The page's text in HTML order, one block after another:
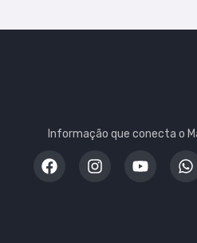
Informação que conecta o